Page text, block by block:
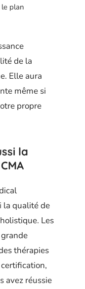
plan
de la
Elle aura
même si
propre
la
la qualité de
Les
thérapies
avez réussie